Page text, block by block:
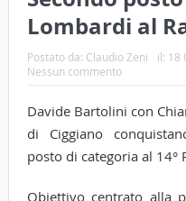
Lombardi al
Postato da: Claudio Zeni il: 18
Nessun commento
Davide Bartolini con
di Ciggiano
posto di categoria al 14°
Obiettivo centrato alla